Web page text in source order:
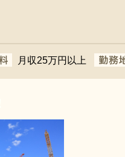
月収25万円以上